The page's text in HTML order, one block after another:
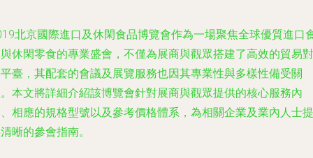
北京國際進口及休閑食品博覽會作為一場聚焦全球優質進口
休閑零食的專業盛會，不僅為展商與觀眾搭建了高效的貿易對
臺，其配套的會議及展覽服務也因其專業性與多樣性備受關
本文將詳細介紹該博覽會針對展商與觀眾提供的核心服務內
相應的規格型號以及參考價格體系，為相關企業及業內人士提
晰的參會指南。